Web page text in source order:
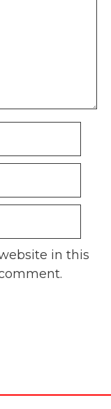
in this